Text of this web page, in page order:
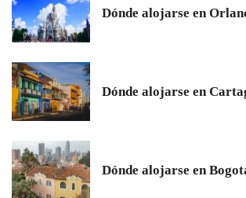
Dónde alojarse en
Dónde alojarse en
Dónde alojarse en